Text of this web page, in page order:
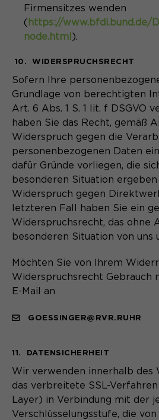
Firmensitzes wenden
( https://
node.html ).
10. WIDERSPRUCHSRECHT
Sofern Ihre
Grundlage von berechtigten
Art. 6 Abs. 1 S. 1 lit. f DSGVO
haben Sie das Recht, gemäß
Widerspruch gegen die
personenbezogenen Daten
dafür Gründe vorliegen, die
besonderen Situation
Widerspruch gegen
letzteren Fall haben Sie ein
Widerspruchsrecht, das ohne
besonderen Situation von uns
Möchten Sie von Ihrem
Widerspruchsrecht Gebrauch
E-Mail an
GOESSINGER@RVR.RUHR
11. DATENSICHERHEIT
Wir verwenden innerhalb des
das verbreitete SSL-
Layer) in Verbindung mit der
Verschlüsselungsstufe, die